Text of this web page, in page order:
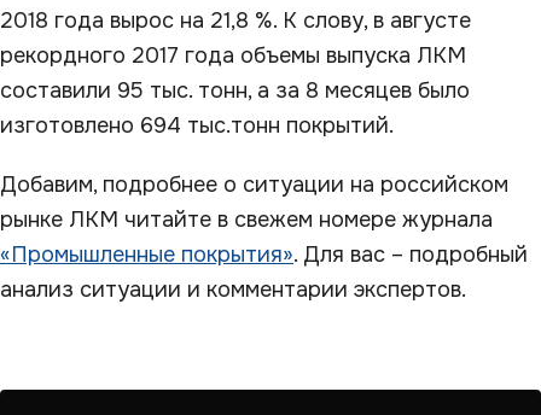
2018 года вырос на 21,8 %. К слову, в августе
рекордного 2017 года объемы выпуска ЛКМ
составили 95 тыс. тонн, а за 8 месяцев было
изготовлено 694 тыс.тонн покрытий.
Добавим, подробнее о ситуации на российском
рынке ЛКМ читайте в свежем номере журнала
«Промышленные покрытия». Для вас – подробный
анализ ситуации и комментарии экспертов.